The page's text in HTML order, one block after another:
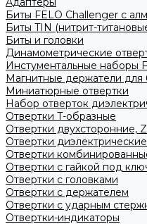
Биты FELO Challenger с
Биты TIN (нитрит-
Биты и головки
Динамометрические
Инстументальные наборы
Магнитные держатели для
Миниатюрные отвертки
Набор отверток
Отвертки T-образные
Отвертки двухсторонние,
Отвертки диэлектрические
Отвертки
Отвертки с гайкой под
Отвертки с головками
Отвертки с держателем
Отвертки с ударным
Отвертки-индикаторы